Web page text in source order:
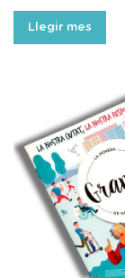
Llegir mes